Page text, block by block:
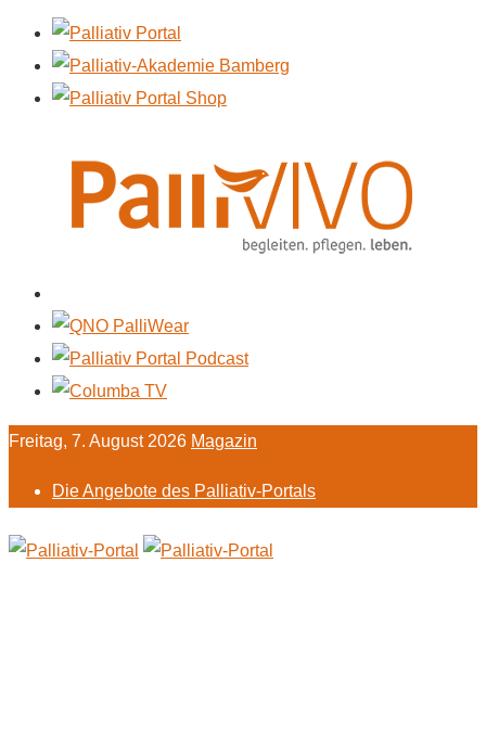
Freitag, 7. August 2026 Magazin
Die Angebote des Palliativ-Portals